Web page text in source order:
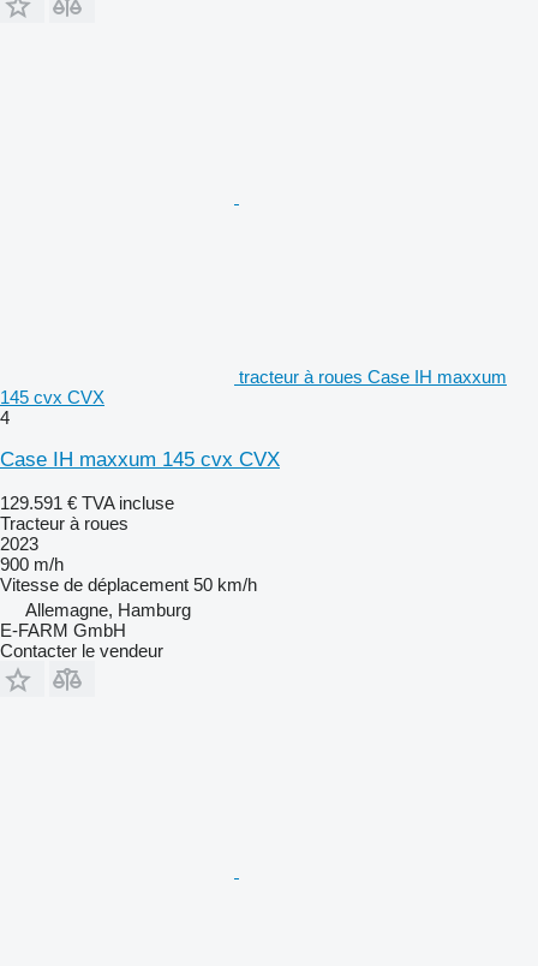
tracteur à roues Case IH maxxum
145 cvx CVX
4
Case IH maxxum 145 cvx CVX
129.591 € TVA incluse
Tracteur à roues
2023
900 m/h
Vitesse de déplacement 50 km/h
Allemagne, Hamburg
E-FARM GmbH
Contacter le vendeur